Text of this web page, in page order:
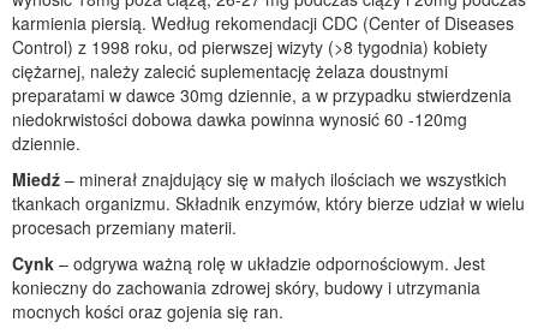
karmienia piersią. Według rekomendacji CDC (Center of Diseases
Control) z 1998 roku, od pierwszej wizyty (>8 tygodnia) kobiety
ciężarnej, należy zalecić suplementację żelaza doustnymi
preparatami w dawce 30mg dziennie, a w przypadku stwierdzenia
niedokrwistości dobowa dawka powinna wynosić 60 -120mg
dziennie.
Miedź – minerał znajdujący się w małych ilościach we wszystkich
tkankach organizmu. Składnik enzymów, który bierze udział w wielu
procesach przemiany materii.
Cynk – odgrywa ważną rolę w układzie odpornościowym. Jest
konieczny do zachowania zdrowej skóry, budowy i utrzymania
mocnych kości oraz gojenia się ran.